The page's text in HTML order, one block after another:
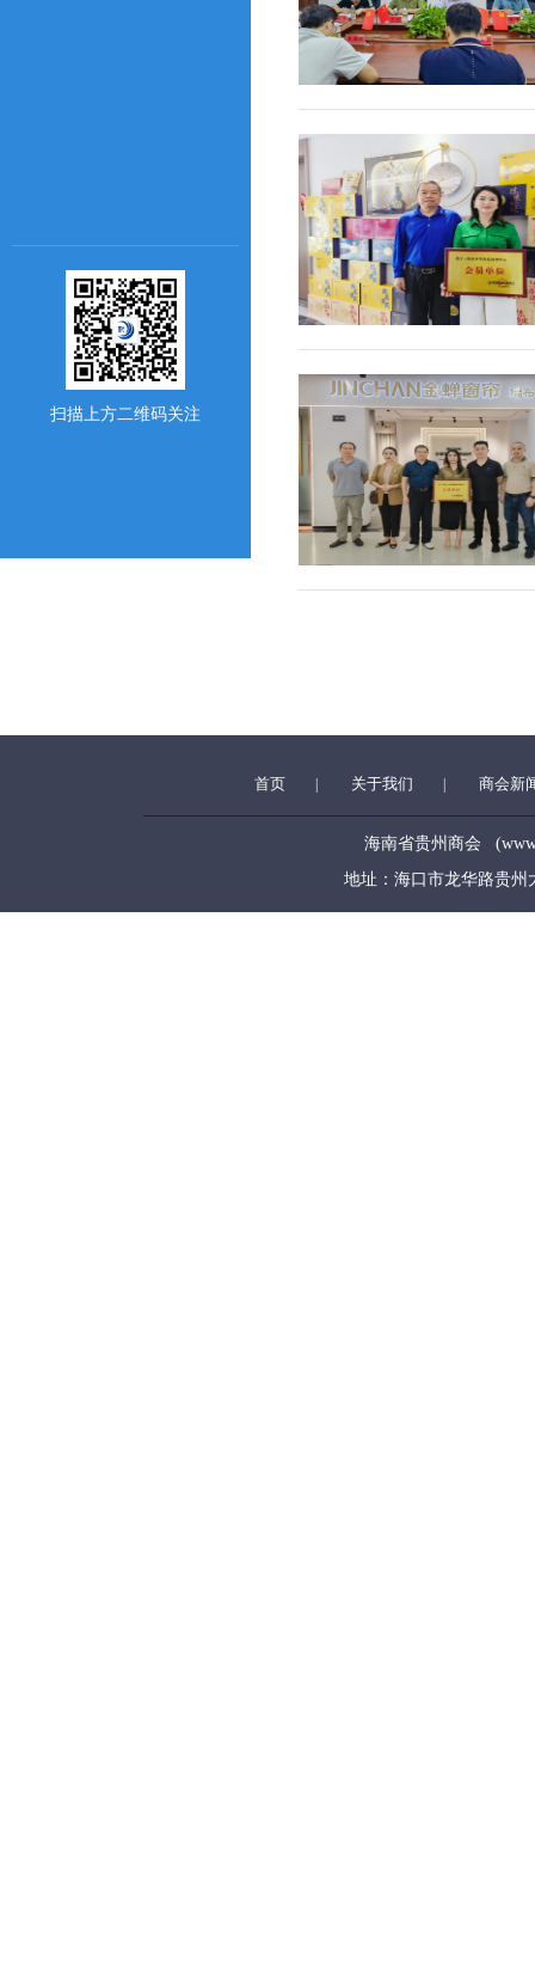
扫描上方二维码关注
首页 关于我们 商会新
海南省贵州商会
地址：海口市龙华路贵州